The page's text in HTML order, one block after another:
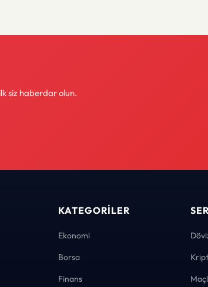
siz haberdar olun.
KATEGORILER
Ekonomi
Borsa
Finans